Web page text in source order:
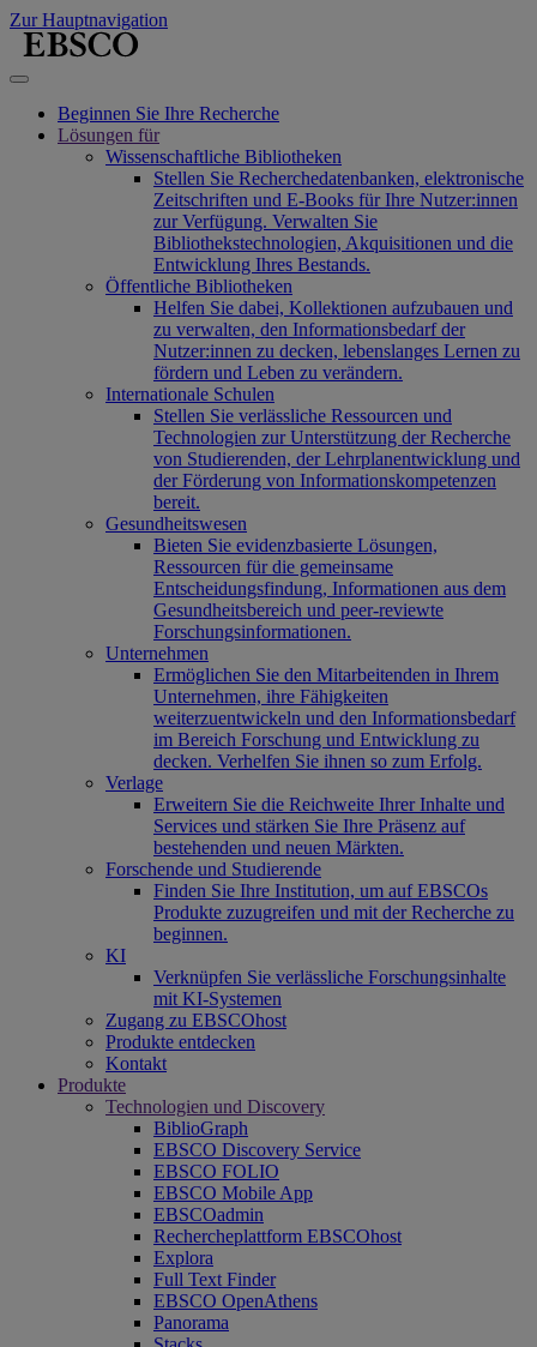
Zur Hauptnavigation
Beginnen Sie Ihre Recherche
Lösungen für
Wissenschaftliche Bibliotheken
Stellen Sie Recherchedatenbanken, elektronische
Zeitschriften und E-Books für Ihre Nutzer:innen
zur Verfügung. Verwalten Sie
Bibliothekstechnologien, Akquisitionen und die
Entwicklung Ihres Bestands.
Öffentliche Bibliotheken
Helfen Sie dabei, Kollektionen aufzubauen und
zu verwalten, den Informationsbedarf der
Nutzer:innen zu decken, lebenslanges Lernen zu
fördern und Leben zu verändern.
Internationale Schulen
Stellen Sie verlässliche Ressourcen und
Technologien zur Unterstützung der Recherche
von Studierenden, der Lehrplanentwicklung und
der Förderung von Informationskompetenzen
bereit.
Gesundheitswesen
Bieten Sie evidenzbasierte Lösungen,
Ressourcen für die gemeinsame
Entscheidungsfindung, Informationen aus dem
Gesundheitsbereich und peer-reviewte
Forschungsinformationen.
Unternehmen
Ermöglichen Sie den Mitarbeitenden in Ihrem
Unternehmen, ihre Fähigkeiten
weiterzuentwickeln und den Informationsbedarf
im Bereich Forschung und Entwicklung zu
decken. Verhelfen Sie ihnen so zum Erfolg.
Verlage
Erweitern Sie die Reichweite Ihrer Inhalte und
Services und stärken Sie Ihre Präsenz auf
bestehenden und neuen Märkten.
Forschende und Studierende
Finden Sie Ihre Institution, um auf EBSCOs
Produkte zuzugreifen und mit der Recherche zu
beginnen.
KI
Verknüpfen Sie verlässliche Forschungsinhalte
mit KI-Systemen
Zugang zu EBSCOhost
Produkte entdecken
Kontakt
Produkte
Technologien und Discovery
BiblioGraph
EBSCO Discovery Service
EBSCO FOLIO
EBSCO Mobile App
EBSCOadmin
Rechercheplattform EBSCOhost
Explora
Full Text Finder
EBSCO OpenAthens
Panorama